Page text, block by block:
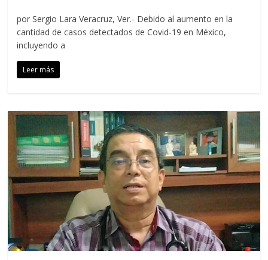
por Sergio Lara Veracruz, Ver.- Debido al aumento en la
cantidad de casos detectados de Covid-19 en México,
incluyendo a
Leer más